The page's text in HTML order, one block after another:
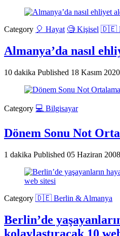
Category 🎈 Hayat 🧐 Kişisel 🇩🇪
Almanya’da nasıl
10 dakika Published 18 Kasım 2020
Category 💻 Bilgisayar
Dönem Sonu Not
1 dakika Published 05 Haziran 2008
Category 🇩🇪 Berlin & Almanya
Berlin’de
kolaylaştıracak 10